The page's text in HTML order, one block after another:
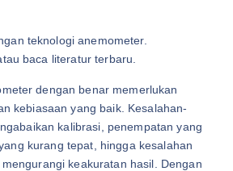
teknologi anemometer.
baca literatur terbaru.
dengan benar memerlukan
kebiasaan yang baik. Kesalahan-
kalibrasi, penempatan yang
kurang tepat, hingga kesalahan
keakuratan hasil. Dengan